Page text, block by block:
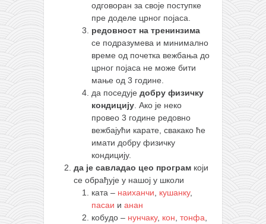
одговоран за своје поступке
пре доделе црног појаса.
редовност на тренинзима
се подразумева и минимално
време од почетка вежбања до
црног појаса не може бити
мање од 3 године.
да поседује добру физичку
кондицију . Ако је неко
провео 3 године редовно
вежбајући карате, свакако ће
имати добру физичку
кондицију.
да је савладао цео програм који
се обрађује у нашој у школи
ката – наиханчи кушанку,
пасаи и анан
кобудо – нунчаку, кон тонфа